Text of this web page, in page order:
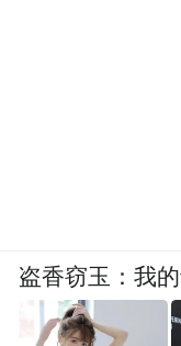
盗香窃玉：我